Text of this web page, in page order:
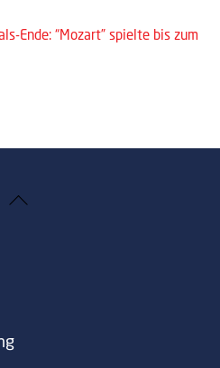
Ende: “Mozart” spielte bis zum
Back